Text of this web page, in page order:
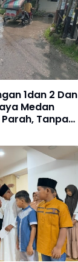
1dan 2 Dan
Medan
Tanpa